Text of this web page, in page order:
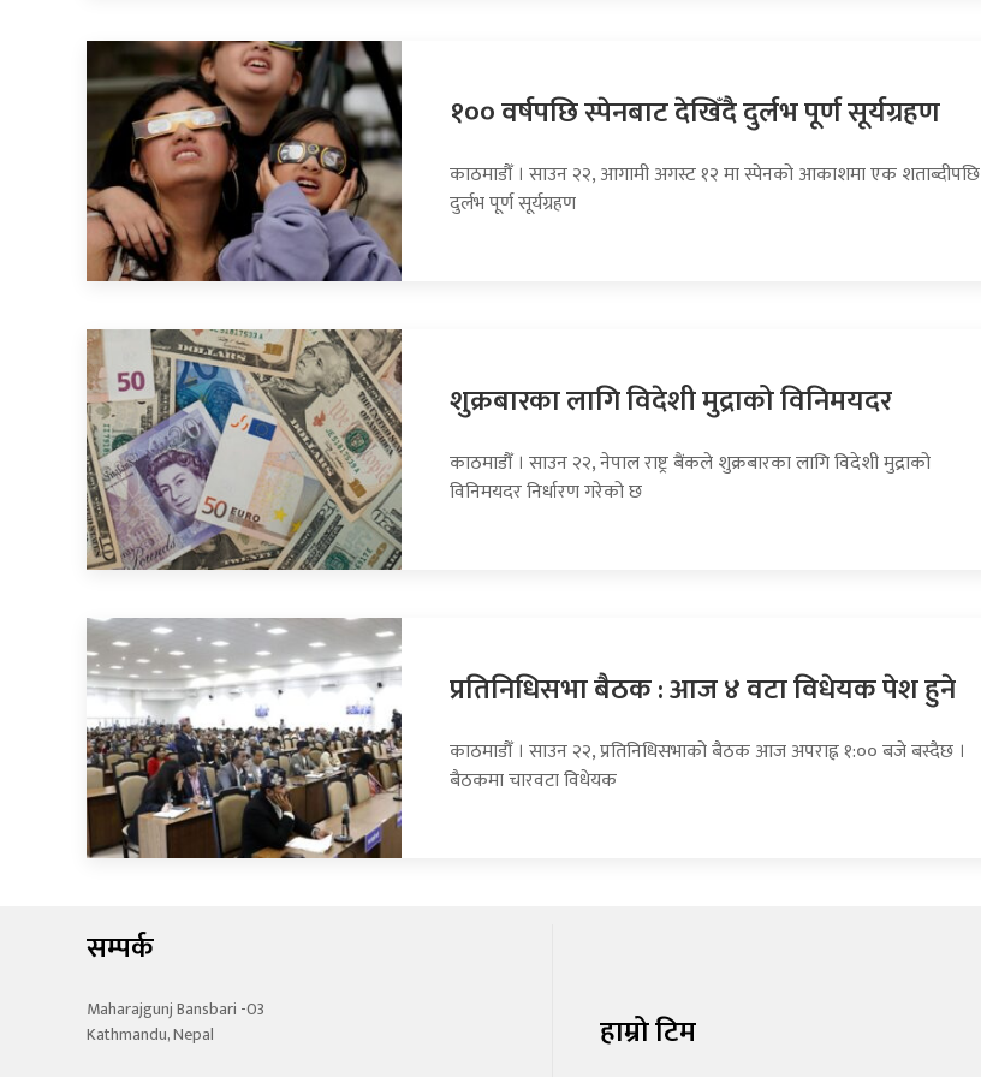
१०० वर्षपछि स्पेनबाट देखिँदै दुर्लभ पूर्ण सूर्यग्रहण
काठमाडौँ । साउन २२, आगामी अगस्ट १२ मा स्पेनको आकाशमा एक शताब्दीपछि
दुर्लभ पूर्ण सूर्यग्रहण
शुक्रबारका लागि विदेशी मुद्राको विनिमयदर
काठमाडौँ । साउन २२, नेपाल राष्ट्र बैंकले शुक्रबारका लागि विदेशी मुद्राको
विनिमयदर निर्धारण गरेको छ
प्रतिनिधिसभा बैठक : आज ४ वटा विधेयक पेश हुने
काठमाडौँ । साउन २२, प्रतिनिधिसभाको बैठक आज अपराह्न १:०० बजे बस्दैछ ।
बैठकमा चारवटा विधेयक
सम्पर्क
Maharajgunj Bansbari -03
Kathmandu, Nepal
हाम्रो टिम